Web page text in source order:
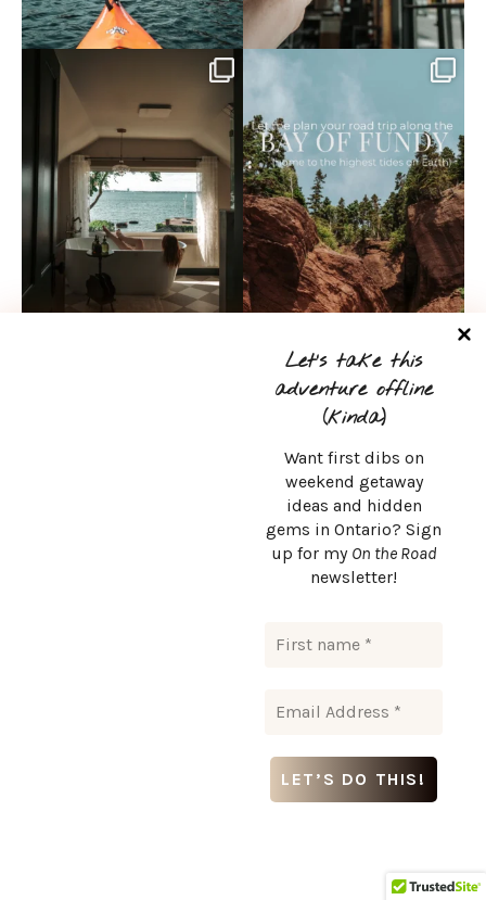
Let’s take this
adventure offline
(kinda)
Want first dibs on
weekend getaway
ideas and hidden
gems in Ontario? Sign
up for my On the Road
newsletter!
Share
Related Articles